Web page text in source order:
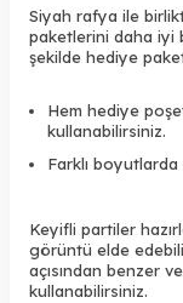
Siyah rafya ile
paketlerini daha iyi
şekilde hediye
Hem hediye
kullanabilirsiniz.
Farklı
Keyifli partiler
görüntü elde
açısından benzer
kullanabilirsiniz.